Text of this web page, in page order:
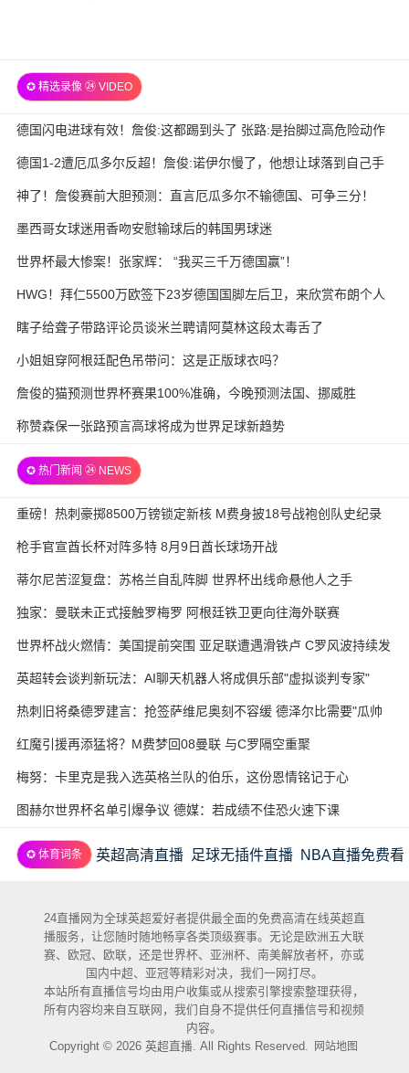
✪ 精选录像 ㉔ VIDEO
德国闪电进球有效！詹俊:这都踢到头了 张路:是抬脚过高危险动作
德国1-2遭厄瓜多尔反超！詹俊:诺伊尔慢了，他想让球落到自己手
里
神了！詹俊赛前大胆预测：直言厄瓜多尔不输德国、可争三分！
墨西哥女球迷用香吻安慰输球后的韩国男球迷
世界杯最大惨案！张家辉： “我买三千万德国赢”！
HWG！拜仁5500万欧签下23岁德国国脚左后卫，来欣赏布朗个人
集锦
瞎子给聋子带路评论员谈米兰聘请阿莫林这段太毒舌了
小姐姐穿阿根廷配色吊带问：这是正版球衣吗？
詹俊的猫预测世界杯赛果100%准确，今晚预测法国、挪威胜
称赞森保一张路预言高球将成为世界足球新趋势
✪ 热门新闻 ㉔ NEWS
重磅！热刺豪掷8500万镑锁定新核 M费身披18号战袍创队史纪录
枪手官宣酋长杯对阵多特 8月9日酋长球场开战
蒂尔尼苦涩复盘：苏格兰自乱阵脚 世界杯出线命悬他人之手
独家：曼联未正式接触罗梅罗 阿根廷铁卫更向往海外联赛
世界杯战火燃情：美国提前突围 亚足联遭遇滑铁卢 C罗风波持续发
酵
英超转会谈判新玩法：AI聊天机器人将成俱乐部"虚拟谈判专家"
热刺旧将桑德罗建言：抢签萨维尼奥刻不容缓 德泽尔比需要"瓜帅
式"耐心
红魔引援再添猛将？M费梦回08曼联 与C罗隔空重聚
梅努：卡里克是我入选英格兰队的伯乐，这份恩情铭记于心
图赫尔世界杯名单引爆争议 德媒：若成绩不佳恐火速下课
✪ 体育词条 英超高清直播 足球无插件直播 NBA直播免费看
24直播网为全球英超爱好者提供最全面的免费高清在线英超直
播服务，让您随时随地畅享各类顶级赛事。无论是欧洲五大联
赛、欧冠、欧联，还是世界杯、亚洲杯、南美解放者杯，亦或
国内中超、亚冠等精彩对决，我们一网打尽。
本站所有直播信号均由用户收集或从搜索引擎搜索整理获得，
所有内容均来自互联网，我们自身不提供任何直播信号和视频
内容。
Copyright © 2026 英超直播. All Rights Reserved.
网站地图